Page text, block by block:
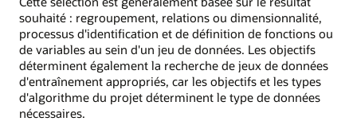
souhaité : regroupement, relations ou dimensionnalité,
processus d'identification et de définition de fonctions ou
de variables au sein d'un jeu de données. Les objectifs
déterminent également la recherche de jeux de données
d'entraînement appropriés, car les objectifs et les types
d'algorithme du projet déterminent le type de données
nécessaires.